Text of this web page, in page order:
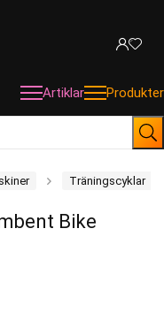
Artiklar Produkter
Träningscyklar
Bike